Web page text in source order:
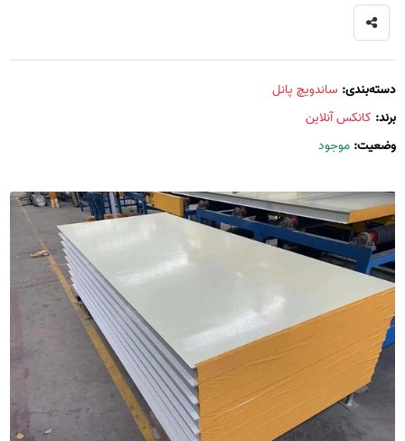
دسته‌بندی: ساندویچ پانل
برند: کانکس آنلاین
وضعیت: موجود